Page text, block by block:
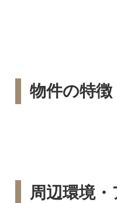
物件の特徴
周辺環境